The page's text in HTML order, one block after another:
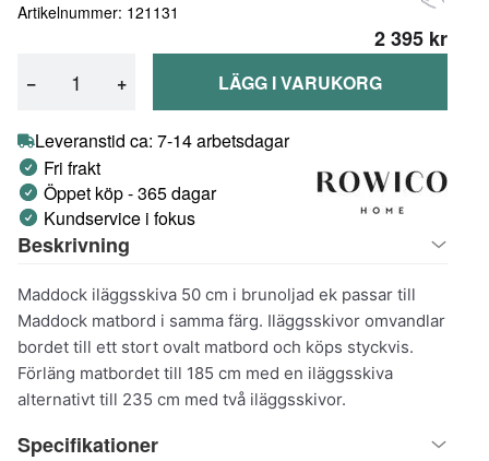
Artikelnummer: 121131
2 395 kr
− + LÄGG I VARUKORG
Leveranstid ca: 7-14 arbetsdagar
Fri frakt
Öppet köp - 365 dagar
Kundservice i fokus
Beskrivning
Maddock iläggsskiva 50 cm i brunoljad ek passar till
Maddock matbord i samma färg. Iläggsskivor omvandlar
bordet till ett stort ovalt matbord och köps styckvis.
Förläng matbordet till 185 cm med en iläggsskiva
alternativt till 235 cm med två iläggsskivor.
Specifikationer